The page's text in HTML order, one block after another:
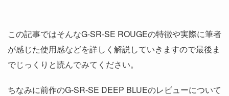
この記事ではそんなG-SR-SE ROUGEの特徴や実際に筆者
が感じた使用感などを詳しく解説していきますので最後ま
でじっくりと読んでみてください。
ちなみに前作のG-SR-SE DEEP BLUEのレビューについて